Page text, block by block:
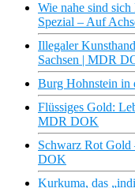
Wie nahe sind
Spezial – Auf
Illegaler
Sachsen | MDR
Burg Hohnstein in
Flüssiges Gold:
MDR DOK
Schwarz Rot Gold
DOK
Kurkuma, das